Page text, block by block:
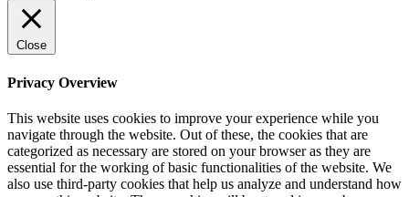
Close
Privacy Overview
This website uses cookies to improve your experience while you
navigate through the website. Out of these, the cookies that are
categorized as necessary are stored on your browser as they are
essential for the working of basic functionalities of the website. We
also use third-party cookies that help us analyze and understand how